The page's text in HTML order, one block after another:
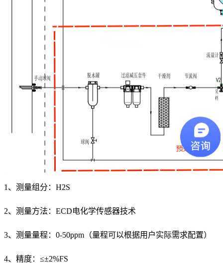
1、测量组分：H2S
2、测量方法：ECD电化学传感器技术
3、测量量程：0-50ppm（量程可以根据用户实际需求配置）
4、精度：≤±2%FS